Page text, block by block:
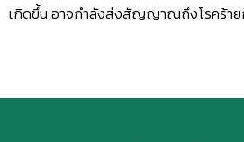
เกิดขึ้น อาจกำลังส่งสัญญาณถึงโรคร้าย